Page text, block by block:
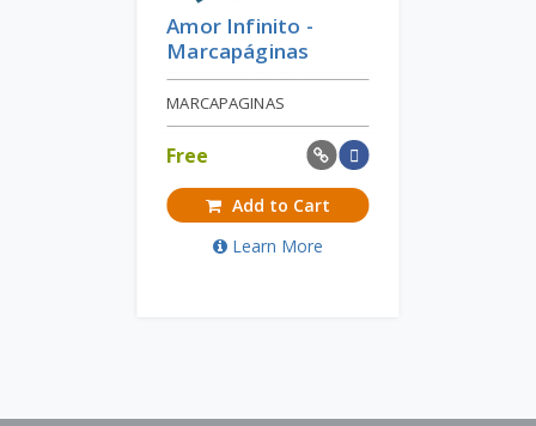
Amor Infinito -
Marcapáginas
MARCAPAGINAS
Free
Add to Cart
Learn More